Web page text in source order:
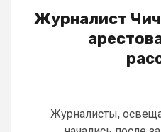
Журналист
Журналисты,